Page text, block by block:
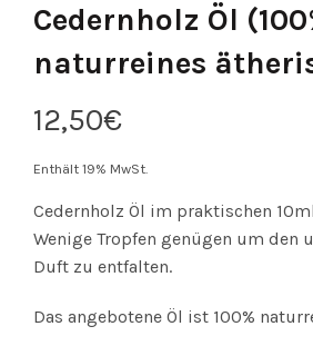
Cedernholz Öl
naturreines
12,50€
Enthält 19% MwSt.
Cedernholz Öl im praktischen
Wenige Tropfen genügen um den
Duft zu entfalten.
Das angebotene Öl ist 100%